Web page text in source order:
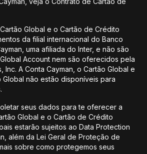
Global e o Cartão de Crédito
da filial internacional do Banco
uma afiliada do Inter, e não são
Account nem são oferecidos pela
Inc. A Conta Cayman, o Cartão Global e
não estão disponíveis para
seus dados para te oferecer a
Global e o Cartão de Crédito
estarão sujeitos ao Data Protection
além da Lei Geral de Proteção de
sobre como protegemos seus